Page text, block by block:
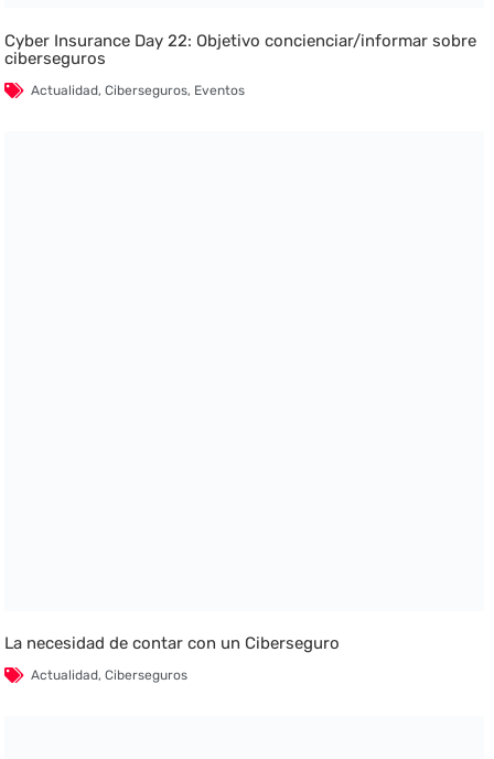
Cyber Insurance Day 22: Objetivo concienciar/informar sobre
ciberseguros
Actualidad,Ciberseguros, Eventos
La necesidad de contar con un Ciberseguro
Actualidad,Ciberseguros